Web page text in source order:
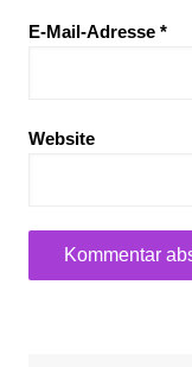
E-Mail-Adresse *
Website